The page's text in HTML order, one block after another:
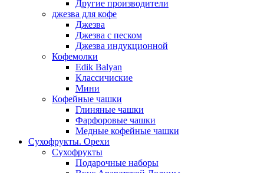
Другие производители
джезва для кофе
Джезва
Джезва с песком
Джезва индукционной
Кофемолки
Edik Balyan
Классичиские
Мини
Кофейные чашки
Глиняные чашки
Фарфоровые чашки
Медные кофейные чашки
Сухофрукты. Орехи
Сухофрукты
Подарочные наборы